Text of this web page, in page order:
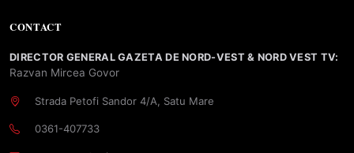
CONTACT
DIRECTOR GENERAL GAZETA DE NORD-VEST & NORD VEST TV:
Razvan Mircea Govor
Strada Petofi Sandor 4/A, Satu Mare
0361-407733